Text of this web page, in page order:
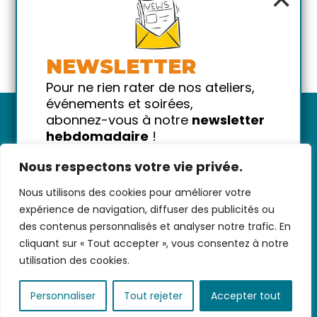
Nous respectons votre vie privée.
Nous utilisons des cookies pour améliorer votre
expérience de navigation, diffuser des publicités ou
des contenus personnalisés et analyser notre trafic. En
cliquant sur « Tout accepter », vous consentez à notre
utilisation des cookies.
Personnaliser Tout rejeter Accepter tout
Nous contacter- CGV/CGU-Données
personnelles-Infos pratiques- FAQ
NEWSLETTER
Pour ne rien rater de nos ateliers,
événements et soirées,
abonnez-vous à notre newsletter
hebdomadaire !
!
Votre email